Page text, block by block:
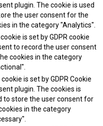
plugin. The cookie is used
the user consent for the
in the category "Analytics".
is set by GDPR cookie
to record the user consent
cookies in the category
is set by GDPR Cookie
plugin. The cookies is
to store the user consent for
in the category